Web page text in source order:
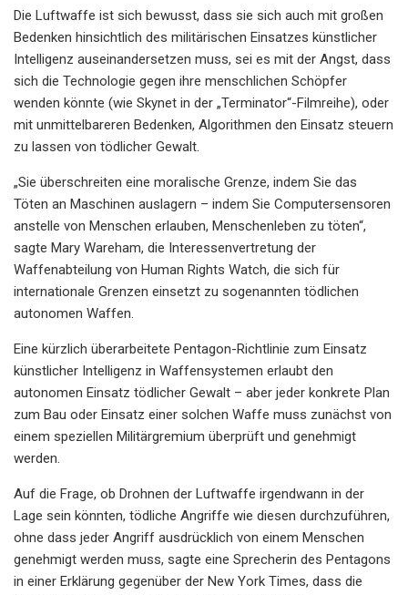
Die Luftwaffe ist sich bewusst, dass sie sich auch mit großen
Bedenken hinsichtlich des militärischen Einsatzes künstlicher
Intelligenz auseinandersetzen muss, sei es mit der Angst, dass
sich die Technologie gegen ihre menschlichen Schöpfer
wenden könnte (wie Skynet in der „Terminator“-Filmreihe), oder
mit unmittelbareren Bedenken, Algorithmen den Einsatz steuern
zu lassen von tödlicher Gewalt.
„Sie überschreiten eine moralische Grenze, indem Sie das
Töten an Maschinen auslagern – indem Sie Computersensoren
anstelle von Menschen erlauben, Menschenleben zu töten“,
sagte Mary Wareham, die Interessenvertretung der
Waffenabteilung von Human Rights Watch, die sich für
internationale Grenzen einsetzt zu sogenannten tödlichen
autonomen Waffen.
Eine kürzlich überarbeitete Pentagon-Richtlinie zum Einsatz
künstlicher Intelligenz in Waffensystemen erlaubt den
autonomen Einsatz tödlicher Gewalt – aber jeder konkrete Plan
zum Bau oder Einsatz einer solchen Waffe muss zunächst von
einem speziellen Militärgremium überprüft und genehmigt
werden.
Auf die Frage, ob Drohnen der Luftwaffe irgendwann in der
Lage sein könnten, tödliche Angriffe wie diesen durchzuführen,
ohne dass jeder Angriff ausdrücklich von einem Menschen
genehmigt werden muss, sagte eine Sprecherin des Pentagons
in einer Erklärung gegenüber der New York Times, dass die